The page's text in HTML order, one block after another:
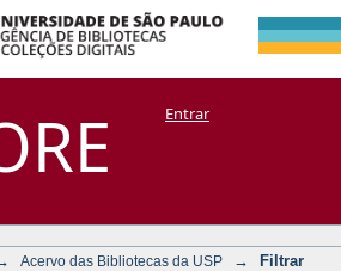
por:
Manakin + CoriscoEntrar
Acervo das Bibliotecas da USP →
Filtrar